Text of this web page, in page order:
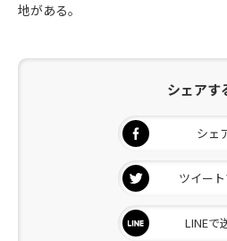
地がある。
シェアす
シェ
ツイー
LINEで